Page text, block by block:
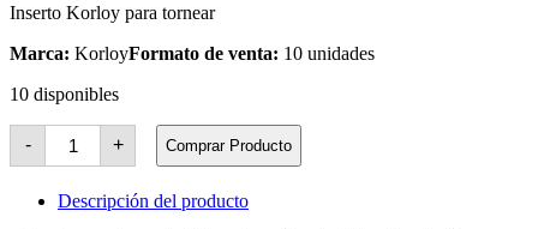
Inserto Korloy para tornear
Marca: KorloyFormato de venta: 10 unidades
10 disponibles
-
Inserto
Korloy
TNMX
160404R
NC3220-
+ Comprar Producto
Descripción del producto